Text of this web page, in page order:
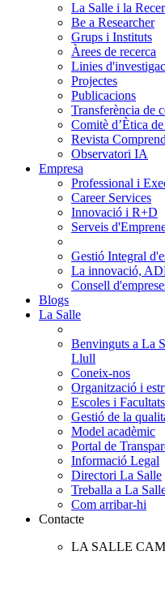
La Salle i la
Be a Researcher
Grups i Instituts
Àrees de recerca
Linies
Projectes
Publicacions
Transferència de
Comitè d’Ètica
Revista
Observatori IA
Empresa
Professional i
Career Services
Innovació i R+D
Serveis
Gestió Integral
La innovació,
Consell
Blogs
La Salle
Benvinguts a La
Llull
Coneix-nos
Organització i
Escoles i Facultats
Gestió de la
Model acadèmic
Portal de
Informació Legal
Directori La Salle
Treballa a La
Com arribar-hi
Contacte
LA SALLE